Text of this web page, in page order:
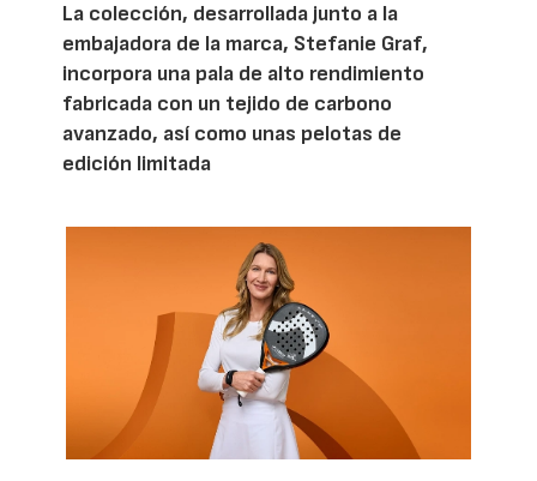
La colección, desarrollada junto a la
embajadora de la marca, Stefanie Graf,
incorpora una pala de alto rendimiento
fabricada con un tejido de carbono
avanzado, así como unas pelotas de
edición limitada